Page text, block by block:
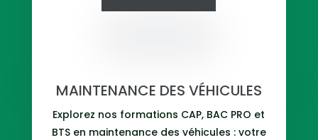
MAINTENANCE DES VÉHICULES
Explorez nos formations CAP, BAC PRO et
BTS en maintenance des véhicules : votre